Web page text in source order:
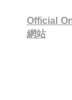
Official
網站